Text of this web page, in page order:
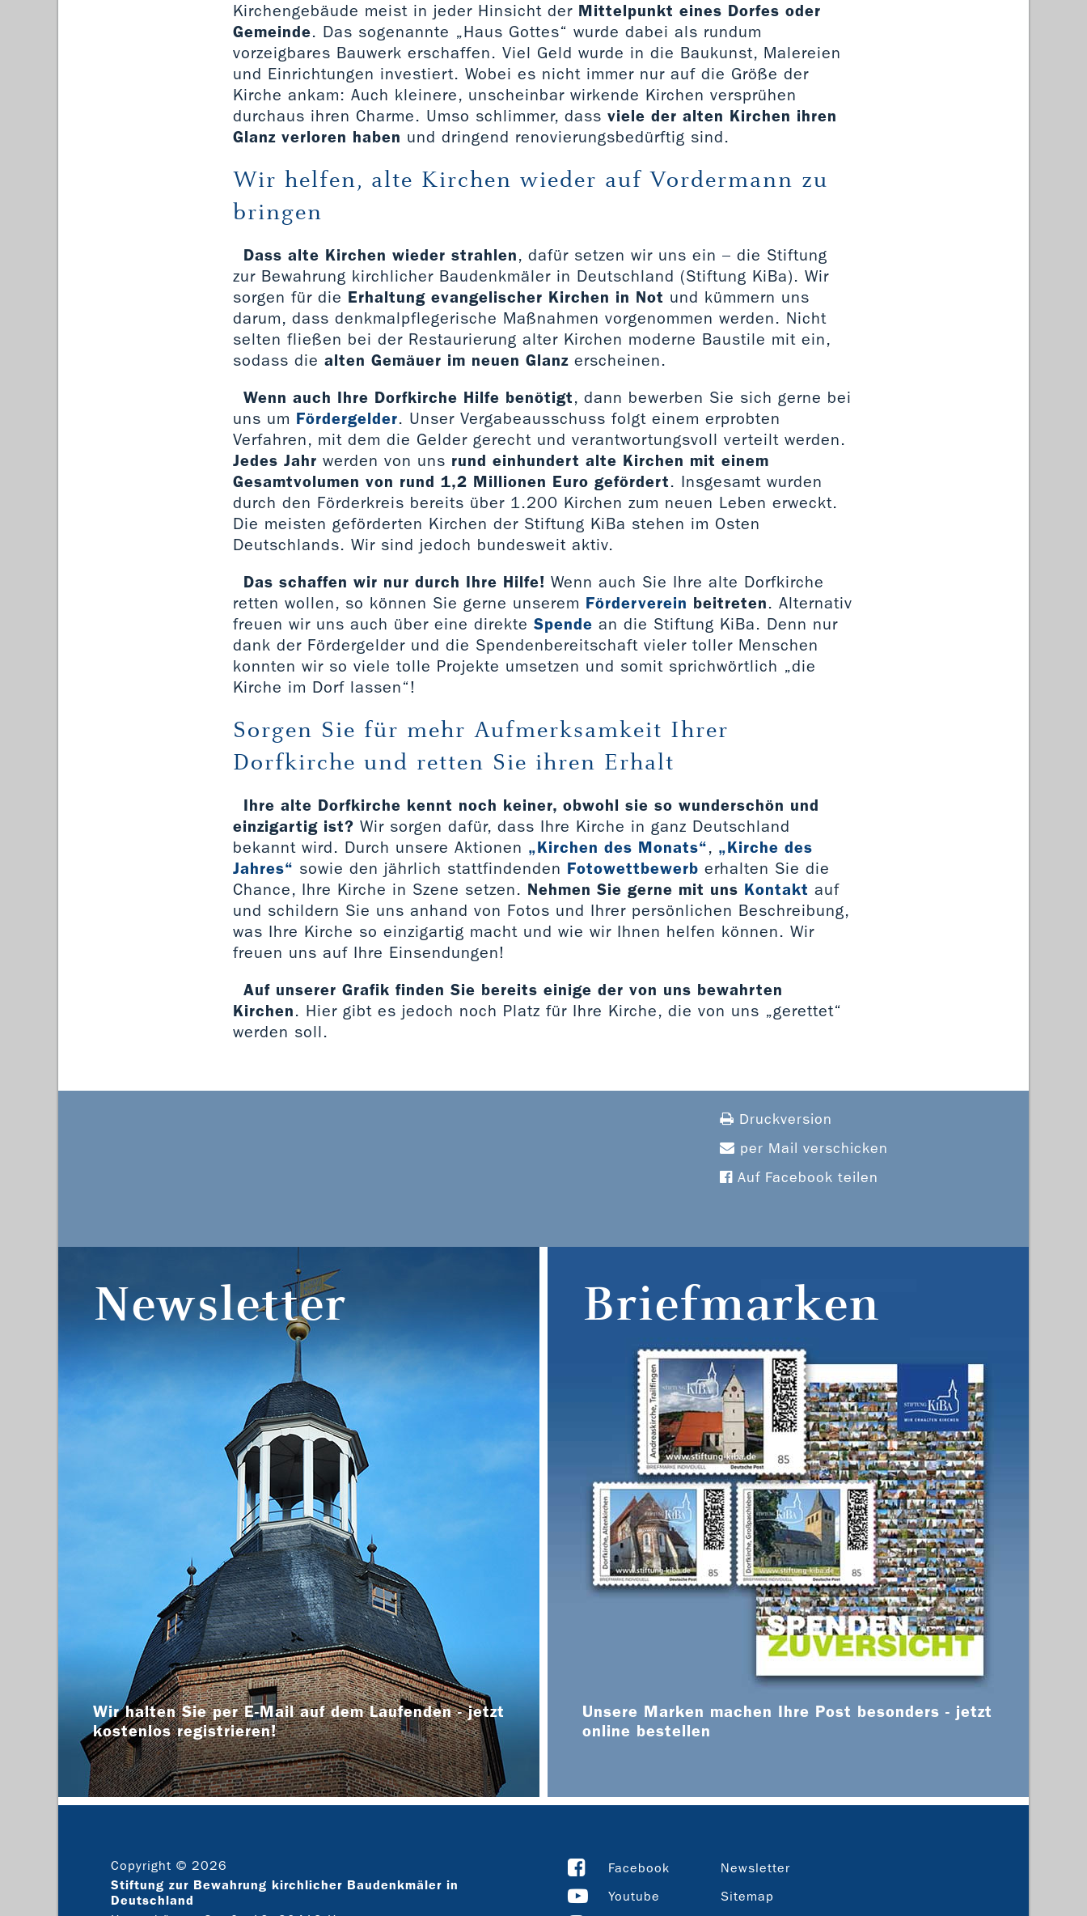
Kirchengebäude meist in jeder Hinsicht der Mittelpunkt eines Dorfes oder
Gemeinde. Das sogenannte „Haus Gottes“ wurde dabei als rundum
vorzeigbares Bauwerk erschaffen. Viel Geld wurde in die Baukunst, Malereien
und Einrichtungen investiert. Wobei es nicht immer nur auf die Größe der
Kirche ankam: Auch kleinere, unscheinbar wirkende Kirchen versprühen
durchaus ihren Charme. Umso schlimmer, dass viele der alten Kirchen ihren
Glanz verloren haben und dringend renovierungsbedürftig sind.
Wir helfen, alte Kirchen wieder auf Vordermann zu
bringen
Dass alte Kirchen wieder strahlen, dafür setzen wir uns ein – die Stiftung
zur Bewahrung kirchlicher Baudenkmäler in Deutschland (Stiftung KiBa). Wir
sorgen für die Erhaltung evangelischer Kirchen in Not und kümmern uns
darum, dass denkmalpflegerische Maßnahmen vorgenommen werden. Nicht
selten fließen bei der Restaurierung alter Kirchen moderne Baustile mit ein,
sodass die alten Gemäuer im neuen Glanz erscheinen.
Wenn auch Ihre Dorfkirche Hilfe benötigt, dann bewerben Sie sich gerne bei
uns um Fördergelder. Unser Vergabeausschuss folgt einem erprobten
Verfahren, mit dem die Gelder gerecht und verantwortungsvoll verteilt werden.
Jedes Jahr werden von uns rund einhundert alte Kirchen mit einem
Gesamtvolumen von rund 1,2 Millionen Euro gefördert. Insgesamt wurden
durch den Förderkreis bereits über 1.200 Kirchen zum neuen Leben erweckt.
Die meisten geförderten Kirchen der Stiftung KiBa stehen im Osten
Deutschlands. Wir sind jedoch bundesweit aktiv.
Das schaffen wir nur durch Ihre Hilfe! Wenn auch Sie Ihre alte Dorfkirche
retten wollen, so können Sie gerne unserem Förderverein beitreten. Alternativ
freuen wir uns auch über eine direkte Spende an die Stiftung KiBa. Denn nur
dank der Fördergelder und die Spendenbereitschaft vieler toller Menschen
konnten wir so viele tolle Projekte umsetzen und somit sprichwörtlich „die
Kirche im Dorf lassen“!
Sorgen Sie für mehr Aufmerksamkeit Ihrer
Dorfkirche und retten Sie ihren Erhalt
Ihre alte Dorfkirche kennt noch keiner, obwohl sie so wunderschön und
einzigartig ist? Wir sorgen dafür, dass Ihre Kirche in ganz Deutschland
bekannt wird. Durch unsere Aktionen „Kirchen des Monats“, „Kirche des
Jahres“ sowie den jährlich stattfindenden Fotowettbewerb erhalten Sie die
Chance, Ihre Kirche in Szene setzen. Nehmen Sie gerne mit uns Kontakt auf
und schildern Sie uns anhand von Fotos und Ihrer persönlichen Beschreibung,
was Ihre Kirche so einzigartig macht und wie wir Ihnen helfen können. Wir
freuen uns auf Ihre Einsendungen!
Auf unserer Grafik finden Sie bereits einige der von uns bewahrten
Kirchen. Hier gibt es jedoch noch Platz für Ihre Kirche, die von uns „gerettet“
werden soll.
Druckversion
per Mail verschicken
Auf Facebook teilen
Newsletter
Wir halten Sie per E-Mail auf dem Laufenden - jetzt
kostenlos registrieren!
Briefmarken
Unsere Marken machen Ihre Post besonders - jetzt
online bestellen
Copyright © 2026
Stiftung zur Bewahrung kirchlicher Baudenkmäler in
Deutschland
Facebook
Youtube
Newsletter
Sitemap